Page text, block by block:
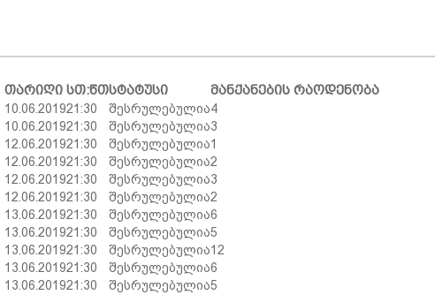
თარიღი სთ:წთსტატუსი მანქანების რაოდენობა
10.06.201921:30 შესრულებულია4
10.06.201921:30 შესრულებულია3
12.06.201921:30 შესრულებულია1
12.06.201921:30 შესრულებულია2
12.06.201921:30 შესრულებულია3
12.06.201921:30 შესრულებულია2
13.06.201921:30 შესრულებულია6
13.06.201921:30 შესრულებულია5
13.06.201921:30 შესრულებულია12
13.06.201921:30 შესრულებულია6
13.06.201921:30 შესრულებულია5